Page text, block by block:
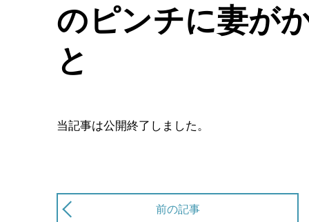
のピンチに妻が
と
当記事は公開終了しました。
前の記事